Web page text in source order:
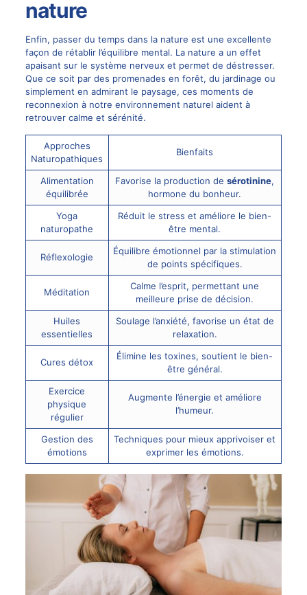
nature
Enfin, passer du temps dans la nature est une excellente
façon de rétablir l’équilibre mental. La nature a un effet
apaisant sur le système nerveux et permet de déstresser.
Que ce soit par des promenades en forêt, du jardinage ou
simplement en admirant le paysage, ces moments de
reconnexion à notre environnement naturel aident à
retrouver calme et sérénité.
Approches
Naturopathiques
Bienfaits
Alimentation
équilibrée
Favorise la production desérotinine,
hormone du bonheur.
Yoga
naturopathe
Réduit le stress et améliore le bien-
être mental.
Réflexologie
Équilibre émotionnel par la stimulation
de points spécifiques.
Méditation
Calme l’esprit, permettant une
meilleure prise de décision.
Huiles
essentielles
Soulage l’anxiété, favorise un état de
relaxation.
Cures détox
Élimine les toxines, soutient le bien-
être général.
Exercice
physique
régulier
Augmente l’énergie et améliore
l’humeur.
Gestion des
émotions
Techniques pour mieux apprivoiser et
exprimer les émotions.